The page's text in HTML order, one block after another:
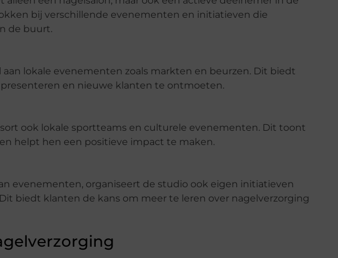
bij verschillende evenementen en initiatieven die
de buurt.
lokale evenementen zoals markten en beurzen. Dit biedt
en nieuwe klanten te ontmoeten.
ook lokale sportteams en culturele evenementen. Dit toont
helpt hen een positieve impact te maken.
evenementen, organiseert de studio ook eigen initiatieven
biedt klanten de kans om meer te leren over nagelverzorging